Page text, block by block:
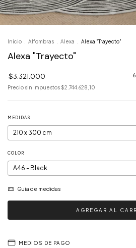
Inicio Alfombras Alexa Alexa "Trayecto"
Alexa "Trayecto"
$3.321.000 6
Precio sin impuestos $2.744.628,10
MEDIDAS
COLOR
Guia de medidas
MEDIOS DE PAGO